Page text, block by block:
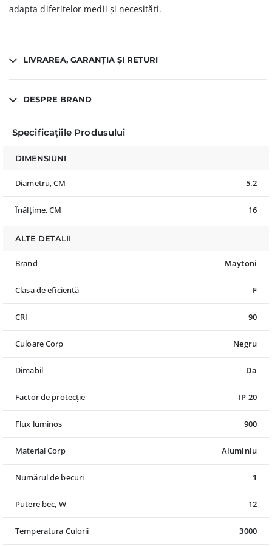
adapta diferitelor medii și necesități.
LIVRAREA, GARANȚIA ȘI RETURI
DESPRE BRAND
Specificațiile Produsului
DIMENSIUNI
Diametru, CM 5.2
Înălțime, CM 16
ALTE DETALII
Brand Maytoni
Clasa de eficiență F
CRI 90
Culoare Corp Negru
Dimabil Da
Factor de protecție IP 20
Flux luminos 900
Material Corp Aluminiu
Numărul de becuri 1
Putere bec, W 12
Temperatura Culorii 3000